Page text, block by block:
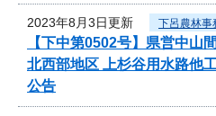
2023年8月3日更新 下呂農林事
【下中第0502号】県営中
北西部地区 上杉谷用水路他
公告